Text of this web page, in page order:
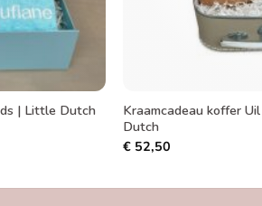
| Little Dutch
Kraamcadeau koffer
Dutch
€ 52,50